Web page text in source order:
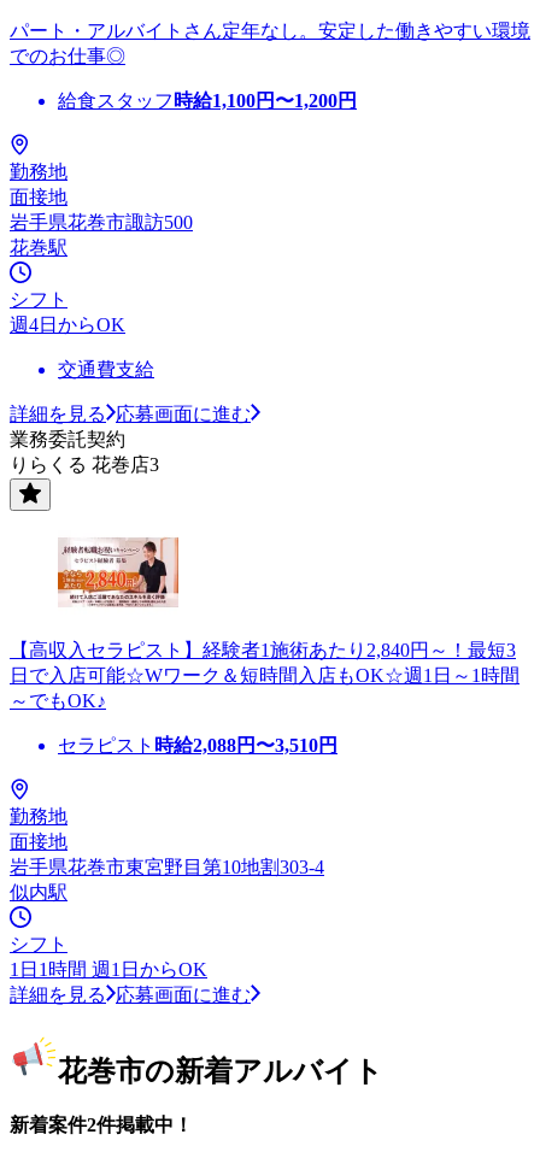
パート・アルバイトさん定年なし。安定した働きやすい環境
でのお仕事◎
給食スタッフ 時給1,100円〜1,200円
勤務地
面接地
岩手県花巻市諏訪500
花巻駅
シフト
週4日からOK
交通費支給
詳細を見る
応募画面に進む
業務委託契約
りらくる 花巻店3
【高収入セラピスト】経験者1施術あたり2,840円～！最短3
日で入店可能☆Wワーク＆短時間入店もOK☆週1日～1時間
～でもOK♪
セラピスト 時給2,088円〜3,510円
勤務地
面接地
岩手県花巻市東宮野目第10地割303-4
似内駅
シフト
1日1時間 週1日からOK
詳細を見る
応募画面に進む
花巻市の新着アルバイト
新着案件2件掲載中！